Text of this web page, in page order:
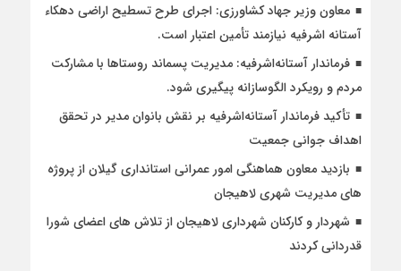
معاون وزیر جهاد کشاورزی: اجرای طرح تسطیح اراضی دهکاء
آستانه اشرفیه نیازمند تأمین اعتبار است.
فرماندار آستانه‌اشرفیه: مدیریت پسماند روستاها با مشارکت
مردم و رویکرد الگوسازانه پیگیری شود.
تأکید فرماندار آستانه‌اشرفیه بر نقش بانوان مدیر در تحقق
اهداف جوانی جمعیت
بازدید معاون هماهنگی امور عمرانی استانداری گیلان از پروژه
های مدیریت شهری لاهیجان
شهردار و کارکنان شهرداری لاهیجان از تلاش های اعضای شورا
قدردانی کردند